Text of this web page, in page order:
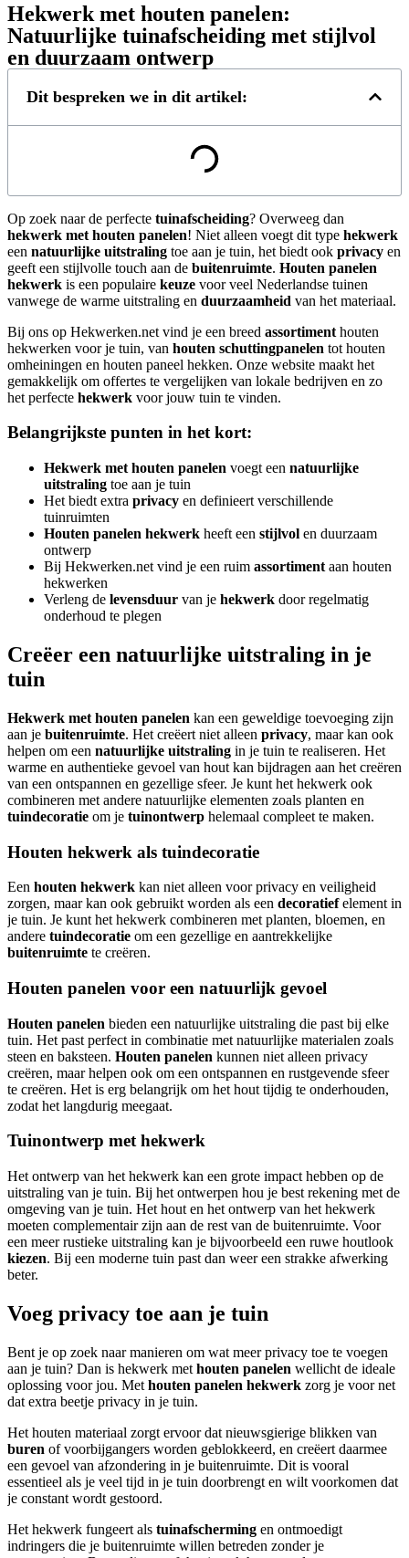
Hekwerk met houten panelen:
Natuurlijke tuinafscheiding met stijlvol
en duurzaam ontwerp
Dit bespreken we in dit artikel:
Op zoek naar de perfecte tuinafscheiding? Overweeg dan
hekwerk met houten panelen! Niet alleen voegt dit type hekwerk
een natuurlijke uitstraling toe aan je tuin, het biedt ook privacy en
geeft een stijlvolle touch aan de buitenruimte. Houten panelen
hekwerk is een populaire keuze voor veel Nederlandse tuinen
vanwege de warme uitstraling en duurzaamheid van het materiaal.
Bij ons op Hekwerken.net vind je een breed assortiment houten
hekwerken voor je tuin, van houten schuttingpanelen tot houten
omheiningen en houten paneel hekken. Onze website maakt het
gemakkelijk om offertes te vergelijken van lokale bedrijven en zo
het perfecte hekwerk voor jouw tuin te vinden.
Belangrijkste punten in het kort:
Hekwerk met houten panelen voegt een natuurlijke
uitstraling toe aan je tuin
Het biedt extra privacy en definieert verschillende
tuinruimten
Houten panelen hekwerk heeft een stijlvol en duurzaam
ontwerp
Bij Hekwerken.net vind je een ruim assortiment aan houten
hekwerken
Verleng de levensduur van je hekwerk door regelmatig
onderhoud te plegen
Creëer een natuurlijke uitstraling in je
tuin
Hekwerk met houten panelen kan een geweldige toevoeging zijn
aan je buitenruimte. Het creëert niet alleen privacy, maar kan ook
helpen om een natuurlijke uitstraling in je tuin te realiseren. Het
warme en authentieke gevoel van hout kan bijdragen aan het creëren
van een ontspannen en gezellige sfeer. Je kunt het hekwerk ook
combineren met andere natuurlijke elementen zoals planten en
tuindecoratie om je tuinontwerp helemaal compleet te maken.
Houten hekwerk als tuindecoratie
Een houten hekwerk kan niet alleen voor privacy en veiligheid
zorgen, maar kan ook gebruikt worden als een decoratiefelement in
je tuin. Je kunt het hekwerk combineren met planten, bloemen, en
andere tuindecoratie om een gezellige en aantrekkelijke
buitenruimte te creëren.
Houten panelen voor een natuurlijk gevoel
Houten panelen bieden een natuurlijke uitstraling die past bij elke
tuin. Het past perfect in combinatie met natuurlijke materialen zoals
steen en baksteen. Houten panelen kunnen niet alleen privacy
creëren, maar helpen ook om een ontspannen en rustgevende sfeer
te creëren. Het is erg belangrijk om het hout tijdig te onderhouden,
zodat het langdurig meegaat.
Tuinontwerp met hekwerk
Het ontwerp van het hekwerk kan een grote impact hebben op de
uitstraling van je tuin. Bij het ontwerpen hou je best rekening met de
omgeving van je tuin. Het hout en het ontwerp van het hekwerk
moeten complementair zijn aan de rest van de buitenruimte. Voor
een meer rustieke uitstraling kan je bijvoorbeeld een ruwe houtlook
kiezen. Bij een moderne tuin past dan weer een strakke afwerking
beter.
Voeg privacy toe aan je tuin
Bent je op zoek naar manieren om wat meer privacy toe te voegen
aan je tuin? Dan is hekwerk met houten panelen wellicht de ideale
oplossing voor jou. Met houten panelen hekwerk zorg je voor net
dat extra beetje privacy in je tuin.
Het houten materiaal zorgt ervoor dat nieuwsgierige blikken van
buren of voorbijgangers worden geblokkeerd, en creëert daarmee
een gevoel van afzondering in je buitenruimte. Dit is vooral
essentieel als je veel tijd in je tuin doorbrengt en wilt voorkomen dat
je constant wordt gestoord.
Het hekwerk fungeert als tuinafscherming en ontmoedigt
indringers die je buitenruimte willen betreden zonder je